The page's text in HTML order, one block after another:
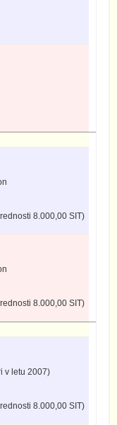
8.000,00 SIT)
8.000,00 SIT)
v letu 2007)
8.000,00 SIT)